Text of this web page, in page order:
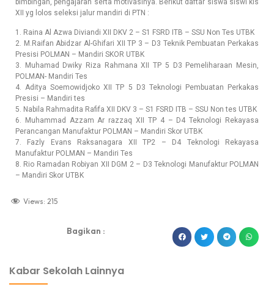
bimbingan, pengajaran serta motivasinya. Berikut daftar siswa siswi kls
XII yg lolos seleksi jalur mandiri di PTN :
1. Raina Al Azwa Diviandi XII DKV 2 – S1 FSRD ITB – SSU Non Tes UTBK
2. M.Raifan Abidzar Al-Ghifari XII TP 3 – D3 Teknik Pembuatan Perkakas
Presisi POLMAN – Mandiri SKOR UTBK
3. Muhamad Dwiky Riza Rahmana XII TP 5 D3 Pemeliharaan Mesin,
POLMAN- Mandiri Tes
4. Aditya Soemowidjoko XII TP 5 D3 Teknologi Pembuatan Perkakas
Presisi – Mandiri tes
5. Nabila Rahmadita Rafifa XII DKV 3 – S1 FSRD ITB – SSU Non tes UTBK
6. Muhammad Azzam Ar razzaq XII TP 4 – D4 Teknologi Rekayasa
Perancangan Manufaktur POLMAN – Mandiri Skor UTBK
7. Fazly Evans Raksanagara XII TP2 – D4 Teknologi Rekayasa
Manufaktur POLMAN – Mandiri Tes
8. Rio Ramadan Robiyan XII DGM 2 – D3 Teknologi Manufaktur POLMAN
– Mandiri Skor UTBK
Views: 215
Bagikan :
Kabar Sekolah Lainnya